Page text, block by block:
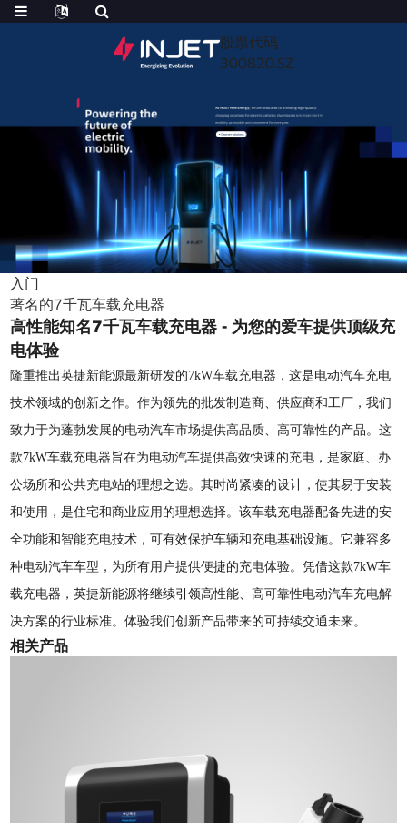
股票代码
300820.SZ
入门
著名的7千瓦车载充电器
高性能知名7千瓦车载充电器 - 为您的爱车提供顶级充
电体验
隆重推出英捷新能源最新研发的7kW车载充电器，这是电动汽车充电
技术领域的创新之作。作为领先的批发制造商、供应商和工厂，我们
致力于为蓬勃发展的电动汽车市场提供高品质、高可靠性的产品。这
款7kW车载充电器旨在为电动汽车提供高效快速的充电，是家庭、办
公场所和公共充电站的理想之选。其时尚紧凑的设计，使其易于安装
和使用，是住宅和商业应用的理想选择。该车载充电器配备先进的安
全功能和智能充电技术，可有效保护车辆和充电基础设施。它兼容多
种电动汽车车型，为所有用户提供便捷的充电体验。凭借这款7kW车
载充电器，英捷新能源将继续引领高性能、高可靠性电动汽车充电解
决方案的行业标准。体验我们创新产品带来的可持续交通未来。
相关产品